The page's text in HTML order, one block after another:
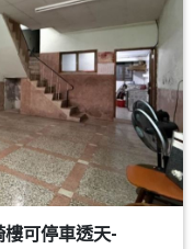
樓可停車透天-